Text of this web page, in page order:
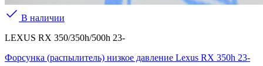
В наличии
LEXUS RX 350/350h/500h 23-
Форсунка (распылитель) низкое давление Lexus RX 350h 23-